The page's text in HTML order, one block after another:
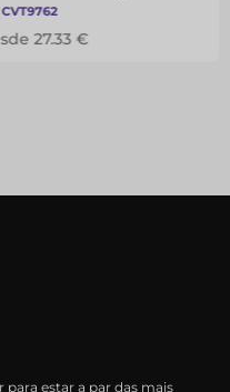
27.33 €
para estar a par das mais